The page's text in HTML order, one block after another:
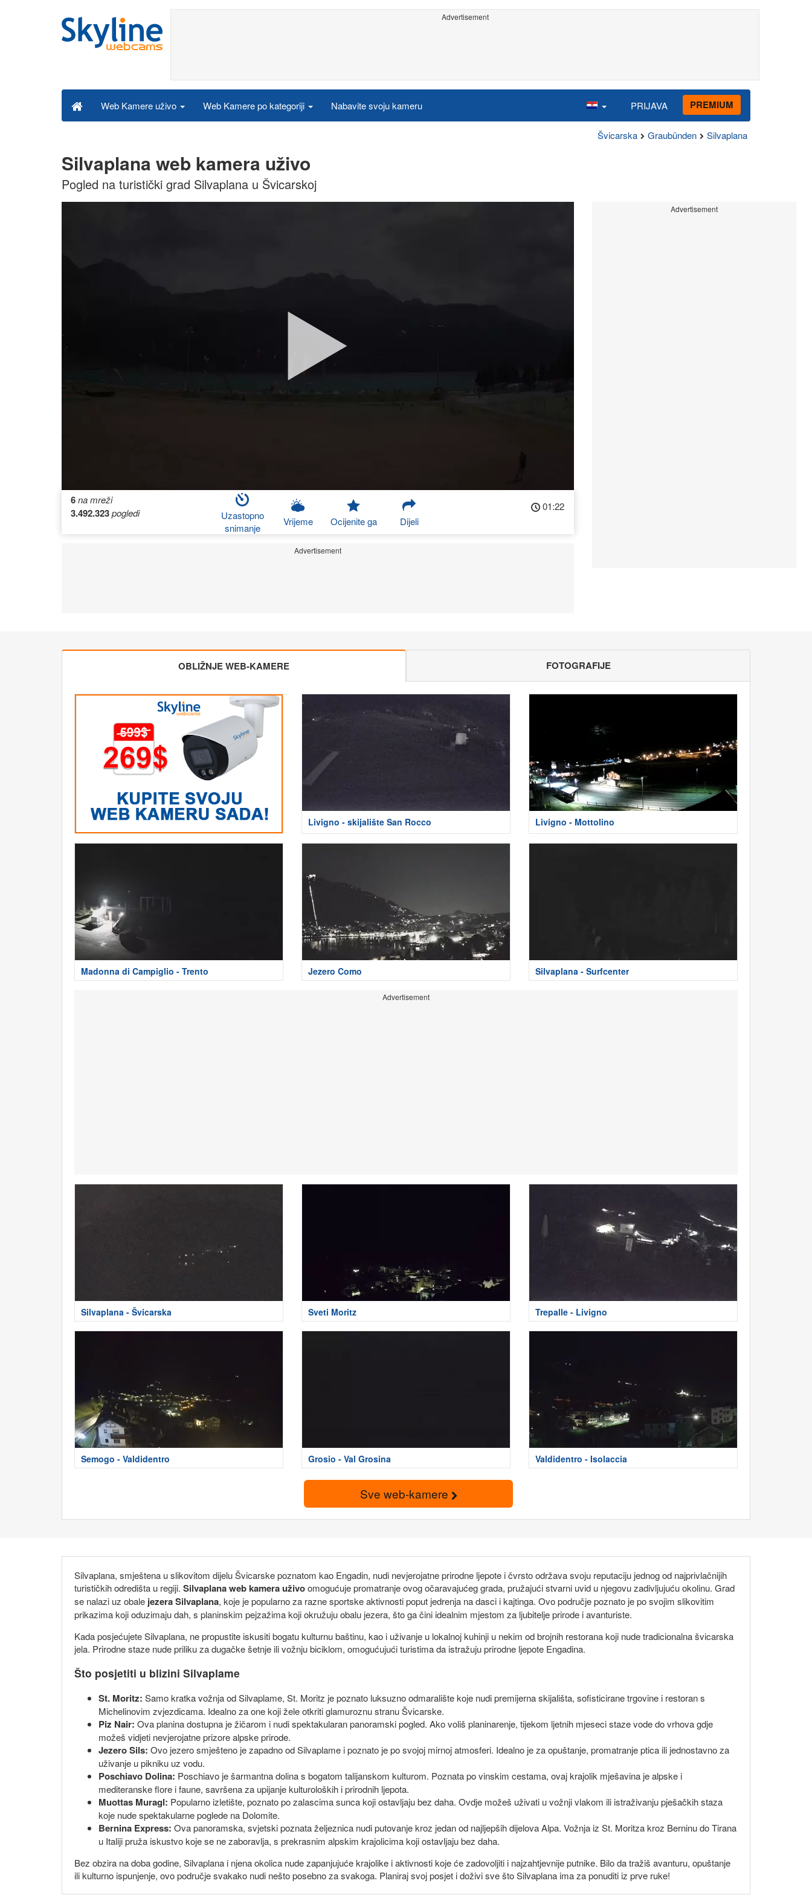
Advertisement
Web Kamere uživo Web Kamere po kategoriji Nabavite svoju kameru PRIJAVA PREMIUM
Švicarska Graubünden Silvaplana
Silvaplana web kamera uživo
Pogled na turistički grad Silvaplana u Švicarskoj
6na mreži
3.492.323pogledi
Uzastopno
snimanje
Vrijeme Ocijenite ga Dijeli
01:22
Advertisement
Advertisement
OBLIŽNJE WEB-KAMERE FOTOGRAFIJE
Livigno - skijalište San Rocco Livigno - Mottolino
Madonna di Campiglio - Trento Jezero Como Silvaplana - Surfcenter
Advertisement
Silvaplana - Švicarska Sveti Moritz Trepalle - Livigno
Semogo - Valdidentro Grosio - Val Grosina Valdidentro - Isolaccia
Sve web-kamere
Silvaplana, smještena u slikovitom dijelu Švicarske poznatom kao Engadin, nudi nevjerojatne prirodne ljepote i čvrsto održava svoju reputaciju jednog od najprivlačnijih
turističkih odredišta u regiji. Silvaplana web kamera uživoomogućuje promatranje ovog očaravajućeg grada, pružajući stvarni uvid u njegovu zadivljujuću okolinu. Grad
se nalazi uz obale jezera Silvaplana, koje je popularno za razne sportske aktivnosti poput jedrenja na dasci i kajtinga. Ovo područje poznato je po svojim slikovitim
prikazima koji oduzimaju dah, s planinskim pejzažima koji okružuju obalu jezera, što ga čini idealnim mjestom za ljubitelje prirode i avanturiste.
Kada posjećujete Silvaplana, ne propustite iskusiti bogatu kulturnu baštinu, kao i uživanje u lokalnoj kuhinji u nekim od brojnih restorana koji nude tradicionalna švicarska
jela. Prirodne staze nude priliku za dugačke šetnje ili vožnju biciklom, omogućujući turistima da istražuju prirodne ljepote Engadina.
Što posjetiti u blizini Silvaplame
St. Moritz: Samo kratka vožnja od Silvaplame, St. Moritz je poznato luksuzno odmaralište koje nudi premijerna skijališta, sofisticirane trgovine i restoran s
Michelinovim zvjezdicama. Idealno za one koji žele otkriti glamuroznu stranu Švicarske.
Piz Nair: Ova planina dostupna je žičarom i nudi spektakularan panoramski pogled. Ako voliš planinarenje, tijekom ljetnih mjeseci staze vode do vrhova gdje
možeš vidjeti nevjerojatne prizore alpske prirode.
Jezero Sils: Ovo jezero smješteno je zapadno od Silvaplame i poznato je po svojoj mirnoj atmosferi. Idealno je za opuštanje, promatranje ptica ili jednostavno za
uživanje u pikniku uz vodu.
Poschiavo Dolina: Poschiavo je šarmantna dolina s bogatom talijanskom kulturom. Poznata po vinskim cestama, ovaj krajolik mješavina je alpske i
mediteranske flore i faune, savršena za upijanje kulturoloških i prirodnih ljepota.
Muottas Muragl: Popularno izletište, poznato po zalascima sunca koji ostavljaju bez daha. Ovdje možeš uživati u vožnji vlakom ili istraživanju pješačkih staza
koje nude spektakularne poglede na Dolomite.
Bernina Express: Ova panoramska, svjetski poznata željeznica nudi putovanje kroz jedan od najljepših dijelova Alpa. Vožnja iz St. Moritza kroz Berninu do Tirana
u Italiji pruža iskustvo koje se ne zaboravlja, s prekrasnim alpskim krajolicima koji ostavljaju bez daha.
Bez obzira na doba godine, Silvaplana i njena okolica nude zapanjujuće krajolike i aktivnosti koje će zadovoljiti i najzahtjevnije putnike. Bilo da tražiš avanturu, opuštanje
ili kulturno ispunjenje, ovo područje svakako nudi nešto posebno za svakoga. Planiraj svoj posjet i doživi sve što Silvaplana ima za ponuditi iz prve ruke!